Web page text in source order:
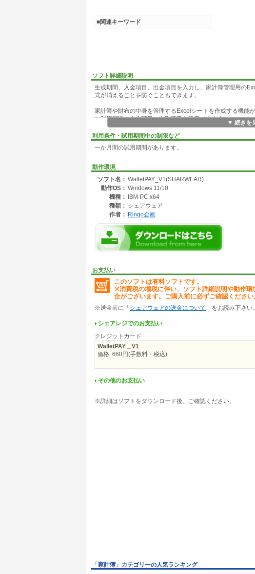
ソフト詳細説明
生成期間、入金項目、出金項目を入力し、家計簿管理用の
式が消えることを防ぐこともできます。
家計簿や財布の中身を管理するExcelシートを作成する機能が
・利用期間、入金項目、出勤項目を設定できます。
・月単位で行を折り畳み表示/非表示にできます。
・残高を自動計算する「式」も入っています。
・自動計算の「式」を保護(ロック)できます。
OS:Windows 11 Version 23H2
・Excel for Microsoft 365 (32bit)
・Excel for Microsoft 365 (64bit)
▼ 続きを
利用条件・試用期間中の制限など
一か月間の試用期間があります。
動作環境
ソフト名： WalletPAY_V1(SHARWEAR)
動作OS： Windows 11/10
機種：
IBM-PC x64
種類： シェアウェア
作者： Ringo企画
お支払い
このソフトは有料ソフトです。
※消費税の増税に伴い、ソフト詳細説明や動作
合がございます。ご購入前に必ずご確認ください
※送金前に「 シェアウェアの送金について 」をお読み下さい。
シェアレジでのお支払い
クレジットカード
WalletPAY＿V1
価格: 660円(手数料・税込)
その他のお支払い
※詳細はソフトをダウンロード後、ご確認ください。
■関連キーワード
「家計簿」カテゴリーの人気ランキング